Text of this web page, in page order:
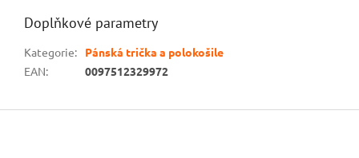
Doplňkové parametry
Kategorie:
Pánská trička a polokošile
EAN: 0097512329972
Z